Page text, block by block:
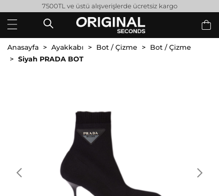
7500TL ve üstü alışverişlerde ücretsiz kargo
Anasayfa Ayakkabı Bot / Çizme
Bot / Çizme
Siyah PRADA BOT